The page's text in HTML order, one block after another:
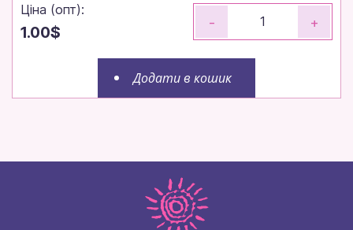
Ціна (опт):
1.00$
- +
Додати в кошик